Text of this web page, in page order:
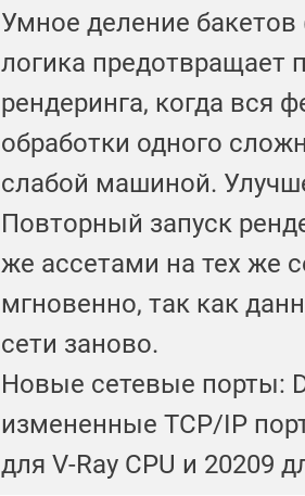
Умное деление
логика предотвращает
рендеринга, когда вся
обработки одного
слабой машиной.
Повторный запуск
же ассетами на тех же
мгновенно, так как
сети заново.
Новые сетевые порты:
измененные TCP/IP
для V-Ray CPU и 20209